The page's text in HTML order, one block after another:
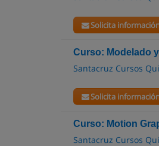
Solicita
Curso: Modelado
Santacruz Cursos
Solicita
Curso: Motion
Santacruz Cursos